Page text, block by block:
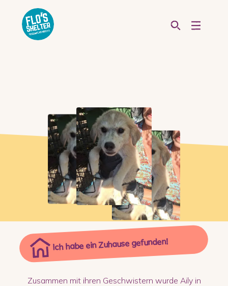
Ich habe ein Zuhause gefunden!
Zusammen mit ihren Geschwistern wurde Aily in